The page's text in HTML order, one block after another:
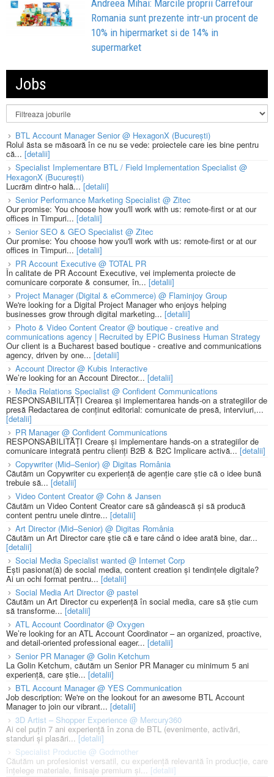
Andreea Mihai: Marcile proprii Carrefour
Romania sunt prezente intr-un procent de
10% in hipermarket si de 14% in
supermarket
Jobs
BTL Account Manager Senior @ HexagonX (București)
Rolul ăsta se măsoară în ce nu se vede: proiectele care ies bine pentru
că... [detalii]
Specialist Implementare BTL / Field Implementation Specialist @
HexagonX (București)
Lucrăm dintr-o hală...[detalii]
Senior Performance Marketing Specialist @ Zitec
Our promise: You choose how you'll work with us: remote-first or at our
offices in Timpuri... [detalii]
Senior SEO & GEO Specialist @ Zitec
Our promise: You choose how you'll work with us: remote-first or at our
offices in Timpuri... [detalii]
PR Account Executive @ TOTAL PR
În calitate de PR Account Executive, vei implementa proiecte de
comunicare corporate & consumer, în... [detalii]
Project Manager (Digital & eCommerce) @ Flaminjoy Group
We're looking for a Digital Project Manager who enjoys helping
businesses grow through digital marketing... [detalii]
Photo & Video Content Creator @ boutique - creative and
communications agency | Recruited by EPIC Business Human Strategy
Our client is a Bucharest based boutique - creative and communications
agency, driven by one... [detalii]
Account Director @ Kubis Interactive
We’re looking for an Account Director... [detalii]
Media Relations Specialist @ Confident Communications
RESPONSABILITĂȚI Crearea și implementarea hands-on a strategiilor de
presă Redactarea de conținut editorial: comunicate de presă, interviuri,...
[detalii]
PR Manager @ Confident Communications
RESPONSABILITĂȚI Creare și implementare hands-on a strategiilor de
comunicare integrată pentru clienți B2B & B2C Implicare activă... [detalii]
Copywriter (Mid–Senior) @ Digitas România
Căutăm un Copywriter cu experiență de agenție care știe că o idee bună
trebuie să... [detalii]
Video Content Creator @ Cohn & Jansen
Căutăm un Video Content Creator care să gândească și să producă
content pentru unele dintre... [detalii]
Art Director (Mid–Senior) @ Digitas România
Căutăm un Art Director care știe că e tare când o idee arată bine, dar...
[detalii]
Social Media Specialist wanted @ Internet Corp
Ești pasionat(ă) de social media, content creation și tendințele digitale?
Ai un ochi format pentru... [detalii]
Social Media Art Director @ pastel
Căutăm un Art Director cu experiență în social media, care să știe cum
să transforme... [detalii]
ATL Account Coordinator @ Oxygen
We’re looking for an ATL Account Coordinator – an organized, proactive,
and detail-oriented professional eager... [detalii]
Senior PR Manager @ Golin Ketchum
La Golin Ketchum, căutăm un Senior PR Manager cu minimum 5 ani
experiență, care știe... [detalii]
BTL Account Manager @ YES Communication
Job description: We're on the lookout for an awesome BTL Account
Manager to join our vibrant... [detalii]
3D Artist – Shopper Experience @ Mercury360
Ai cel puțin 7 ani experiență în zona de BTL (evenimente, activări,
standuri și plasări... [detalii]
Specialist Productie @ Godmother
Căutăm un profesionist versatil, cu experiență relevantă în producție, care
înțelege materiale, finisaje premium și... [detalii]